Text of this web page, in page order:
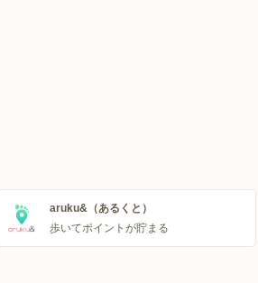
aruku&（あるくと）
歩いてポイントが貯まる